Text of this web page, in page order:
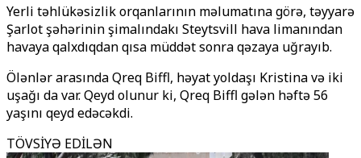
Yerli təhlükəsizlik orqanlarının məlumatına görə, təyyarə
Şarlot şəhərinin şimalındakı Steytsvill hava limanından
havaya qalxdıqdan qısa müddət sonra qəzaya uğrayıb.
Ölənlər arasında Qreq Biffl, həyat yoldaşı Kristina və iki
uşağı da var. Qeyd olunur ki, Qreq Biffl gələn həftə 56
yaşını qeyd edəcəkdi.
TÖVSİYƏ EDİLƏN